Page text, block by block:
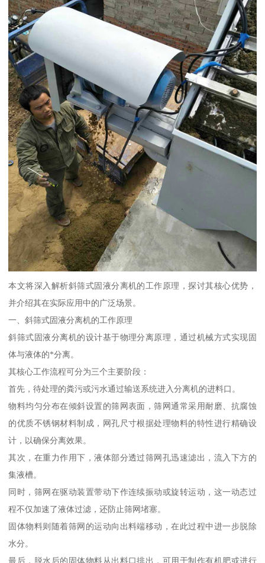
本文将深入解析斜筛式固液分离机的工作原理，探讨其核心优势，
并介绍其在实际应用中的广泛场景。
一、斜筛式固液分离机的工作原理
斜筛式固液分离机的设计基于物理分离原理，通过机械方式实现固
体与液体的*分离。
其核心工作流程可分为三个主要阶段：
首先，待处理的粪污或污水通过输送系统进入分离机的进料口。
物料均匀分布在倾斜设置的筛网表面，筛网通常采用耐磨、抗腐蚀
的优质不锈钢材料制成，网孔尺寸根据处理物料的特性进行精确设
计，以确保分离效果。
其次，在重力作用下，液体部分透过筛网孔迅速滤出，流入下方的
集液槽。
同时，筛网在驱动装置带动下作连续振动或旋转运动，这一动态过
程不仅加速了液体过滤，还防止筛网堵塞。
固体物料则随着筛网的运动向出料端移动，在此过程中进一步脱除
水分。
最后，脱水后的固体物料从出料口排出，可用于制作有机肥或进行